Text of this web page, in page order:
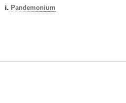
i. Pandemonium